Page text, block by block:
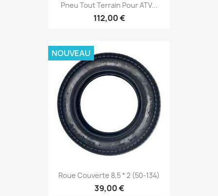
Pneu Tout Terrain Pour ATV...
112,00 €
Roue Couverte 8,5 * 2 (50-134)
39,00 €
NOUVEAU